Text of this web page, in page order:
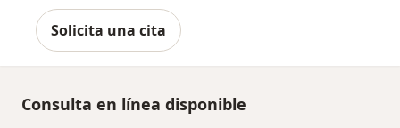
Solicita una cita
Consulta en línea disponible